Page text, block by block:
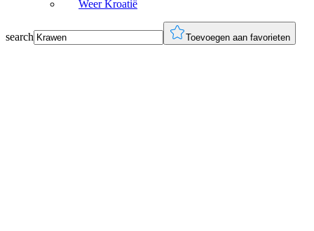
Weer Kroatië
search Toevoegen aan favorieten